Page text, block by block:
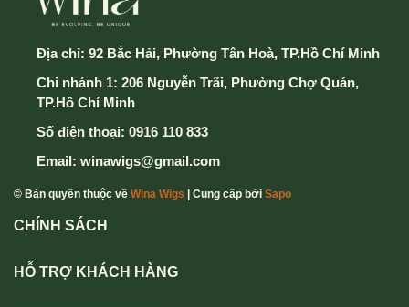
Địa chỉ: 92 Bắc Hải, Phường Tân Hoà, TP.Hồ Chí Minh
Chi nhánh 1: 206 Nguyễn Trãi, Phường Chợ Quán,
TP.Hồ Chí Minh
Số điện thoại: 0916 110 833
Email: winawigs@gmail.com
© Bản quyền thuộc về Wina Wigs | Cung cấp bởi Sapo
CHÍNH SÁCH
HỖ TRỢ KHÁCH HÀNG